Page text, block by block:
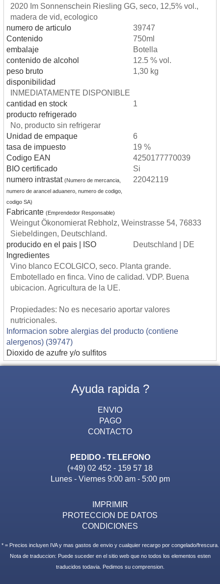
2020 Im Sonnenschein Riesling GG, seco, 12,5% vol.,
madera de vid, ecologico
numero de articulo
39747
Contenido
750ml
embalaje
Botella
contenido de alcohol
12.5 % vol.
peso bruto
1,30 kg
disponibilidad
INMEDIATAMENTE DISPONIBLE
cantidad en stock
1
producto refrigerado
No, producto sin refrigerar
Unidad de empaque
6
tasa de impuesto
19 %
Codigo EAN
4250177770039
BIO certificado
Si
numero intrastat (Numero de mercancia,
numero de arancel aduanero, numero de codigo,
codigo SA)
22042119
Fabricante (Emprendedor Responsable)
Weingut Ökonomierat Rebholz, Weinstrasse 54, 76833
Siebeldingen, Deutschland.
producido en el pais | ISO
Deutschland | DE
Ingredientes
Vino blanco ECOLGICO, seco. Planta grande.
Embotellado en finca. Vino de calidad. VDP. Buena
ubicacion. Agricultura de la UE.
Propiedades: No es necesario aportar valores
nutricionales.
Informacion sobre alergias del producto (contiene
alergenos) (39747)
Dioxido de azufre y/o sulfitos
Ayuda rapida ?
ENVIO
PAGO
CONTACTO
PEDIDO - TELEFONO
(+49) 02 452 - 159 57 18
Lunes - Viernes 9:00 am - 5:00 pm
IMPRIMIR
PROTECCION DE DATOS
CONDICIONES
* = Precios incluyen IVA y mas gastos de envio y cualquier recargo por congelado/frescura.
Nota de traduccion: Puede suceder en el sitio web que no todos los elementos esten
traducidos todavia. Pedimos su comprension.